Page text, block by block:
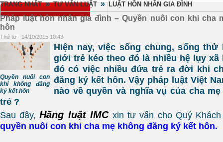
TRANG NHẤT » TƯ VẤN LUẬT » LUẬT HÔN NHÂN GIA ĐÌNH
Pháp luật hôn nhân gia đình – Quyền nuôi con khi cha
hôn
Thứ tư - 14/10/2015 10:43
Quyền nuôi con
khi không đăng
ký kết hôn
Hiện nay, việc sống chung, sống thử
giới trẻ kéo theo đó là nhiều hệ lụy xã
đó có việc nhiều đứa trẻ ra đời khi
đăng ký kết hôn. Vậy pháp luật Việt
nào về quyền và nghĩa vụ của cha
trẻ ?
Sau đây,Hãng luật IMC xin tư vấn cho Quý
quyền nuôi con khi cha mẹ không đăng ký kết hôn.